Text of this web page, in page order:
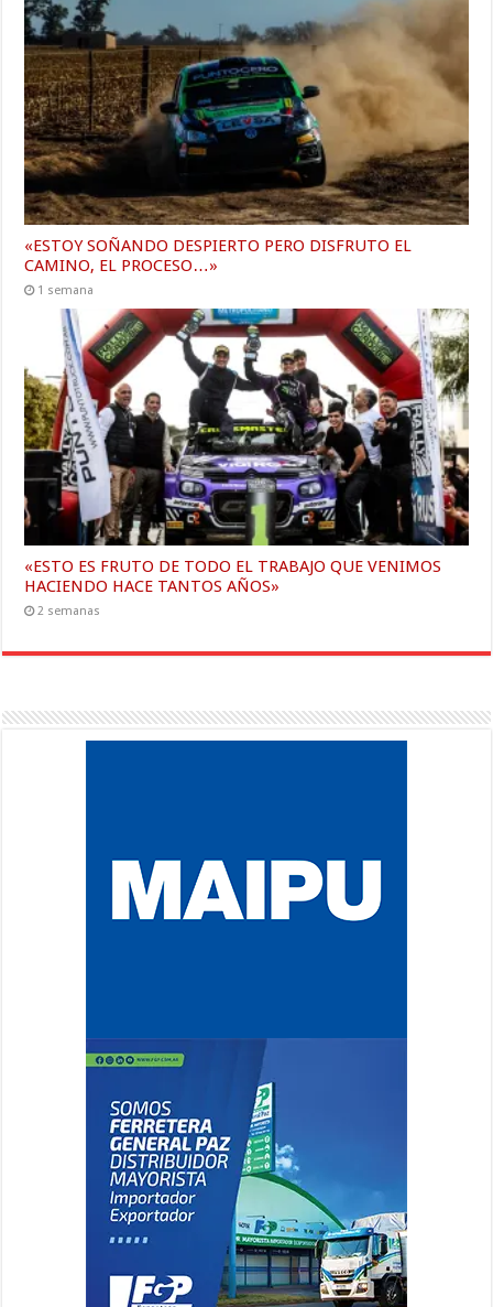
«ESTOY SOÑANDO DESPIERTO PERO DISFRUTO EL
CAMINO, EL PROCESO…»
1 semana
«ESTO ES FRUTO DE TODO EL TRABAJO QUE VENIMOS
HACIENDO HACE TANTOS AÑOS»
2 semanas